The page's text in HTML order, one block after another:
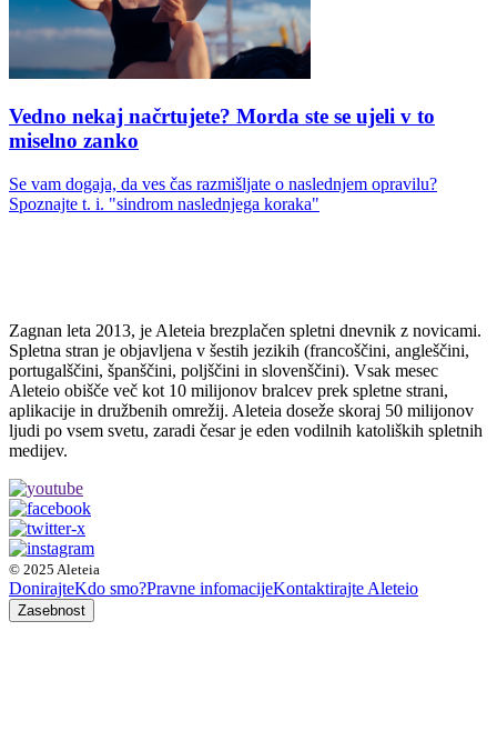
Vedno nekaj načrtujete? Morda ste se ujeli v to
miselno zanko
Se vam dogaja, da ves čas razmišljate o naslednjem opravilu?
Spoznajte t. i. "sindrom naslednjega koraka"
Zagnan leta 2013, je Aleteia brezplačen spletni dnevnik z novicami.
Spletna stran je objavljena v šestih jezikih (francoščini, angleščini,
portugalščini, španščini, poljščini in slovenščini). Vsak mesec
Aleteio obišče več kot 10 milijonov bralcev prek spletne strani,
aplikacije in družbenih omrežij. Aleteia doseže skoraj 50 milijonov
ljudi po vsem svetu, zaradi česar je eden vodilnih katoliških spletnih
medijev.
© 2025 Aleteia
DonirajteKdo smo?Pravne infomacijeKontaktirajte Aleteio
Zasebnost